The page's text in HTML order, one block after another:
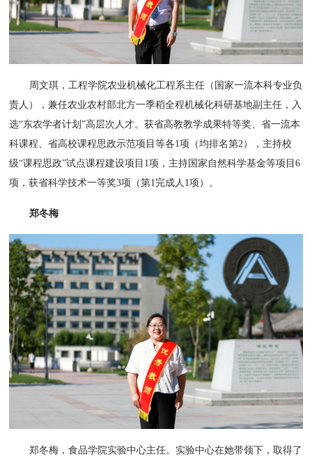
周文琪，工程学院农业机械化工程系主任（国家一流本科专业负
责人），兼任农业农村部北方一季稻全程机械化科研基地副主任，入
选“东农学者计划”高层次人才。获省高教教学成果特等奖、省一流本
科课程、省高校课程思政示范项目等各1项（均排名第2），主持校
级“课程思政”试点课程建设项目1项，主持国家自然科学基金等项目6
项，获省科学技术一等奖3项（第1完成人1项）。
郑冬梅
郑冬梅，食品学院实验中心主任。实验中心在她带领下，取得了